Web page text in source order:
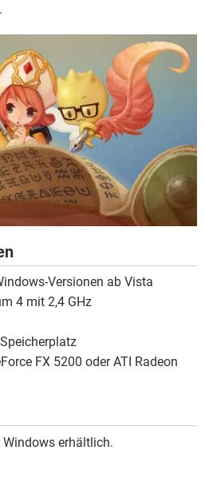
Versionen ab Vista
4 mit 2,4 GHz
FX 5200 oder ATI Radeon
erhältlich.